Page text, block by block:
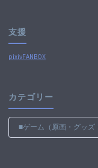
支援
pixivFANBOX
カテゴリー
カ
ゴ